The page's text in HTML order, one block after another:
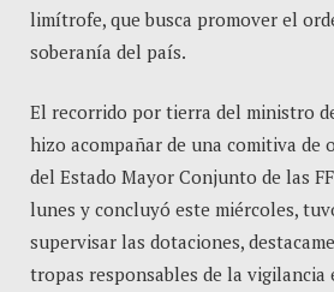
limítrofe, que busca promover el
soberanía del país.
El recorrido por tierra del ministro
hizo acompañar de una comitiva de
del Estado Mayor Conjunto de las
lunes y concluyó este miércoles,
supervisar las dotaciones,
tropas responsables de la vigilancia